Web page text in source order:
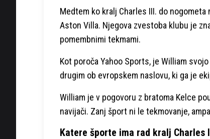
Medtem ko kralj Charles III. do
Aston Villa. Njegova zvestoba klubu je
pomembnimi tekmami.
Kot poroča Yahoo Sports, je William
drugim ob evropskem naslovu, ki ga je
William je v pogovoru z bratoma Kelce
navijači. Zanj šport ni le tekmovanje,
Katere športe ima rad kralj Charles